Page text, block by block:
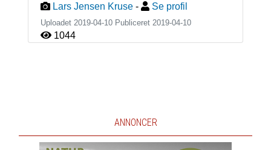
Lars Jensen Kruse - Se profil
Uploadet 2019-04-10 Publiceret 2019-04-10
1044
ANNONCER